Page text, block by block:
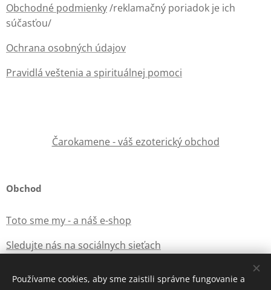
Obchodné podmienky/reklamačný poriadok je ich
súčasťou/
Ochrana osobných údajov
Pravidlá veštenia a spirituálnej pomoci
Čarokamene - váš ezoterický obchod
Obchod
Toto sme my - a náš e-shop
Sledujte nás na sociálnych sieťach
Používame cookies, aby sme zaistili správne fungovanie a